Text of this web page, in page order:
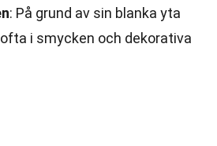
: På grund av sin blanka yta
i smycken och dekorativa